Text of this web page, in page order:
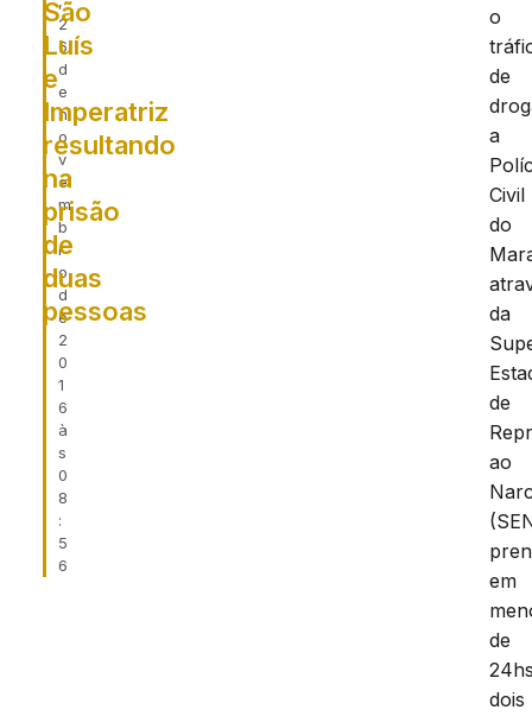
2
6
d
e
n
o
v
e
m
b
r
o
d
e
2
0
1
6
à
s
0
8
:
5
6
São
Luís
e
Imperatriz
resultando
na
prisão
de
duas
pessoas
o
de
a
Civil
do
da
de
ao
em
de
dois